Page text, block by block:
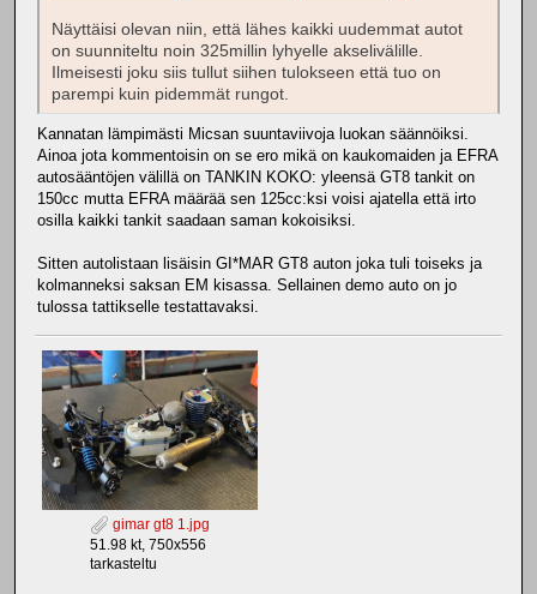
Näyttäisi olevan niin, että lähes kaikki uudemmat autot
on suunniteltu noin 325millin lyhyelle akselivälille.
Ilmeisesti joku siis tullut siihen tulokseen että tuo on
parempi kuin pidemmät rungot.
Kannatan lämpimästi Micsan suuntaviivoja luokan säännöiksi.
Ainoa jota kommentoisin on se ero mikä on kaukomaiden ja EFRA
autosääntöjen välillä on TANKIN KOKO: yleensä GT8 tankit on
150cc mutta EFRA määrää sen 125cc:ksi voisi ajatella että irto
osilla kaikki tankit saadaan saman kokoisiksi.
Sitten autolistaan lisäisin GI*MAR GT8 auton joka tuli toiseks ja
kolmanneksi saksan EM kisassa. Sellainen demo auto on jo
tulossa tattikselle testattavaksi.
gimar gt8 1.jpg
51.98 kt, 750x556
tarkasteltu